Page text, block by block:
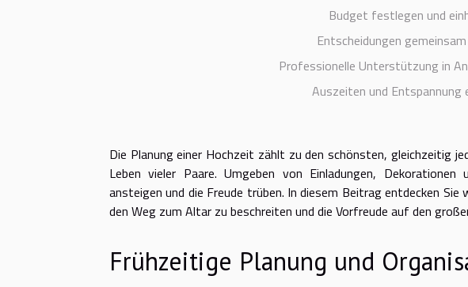
Budget festlegen und
Entscheidungen
Professionelle Unterstützung in
Auszeiten und Entspannung
Die Planung einer Hochzeit zählt zu den schönsten, gleichzeitig
Leben vieler Paare. Umgeben von Einladungen,
ansteigen und die Freude trüben. In diesem Beitrag entdecken
den Weg zum Altar zu beschreiten und die Vorfreude auf den
Frühzeitige Planung und